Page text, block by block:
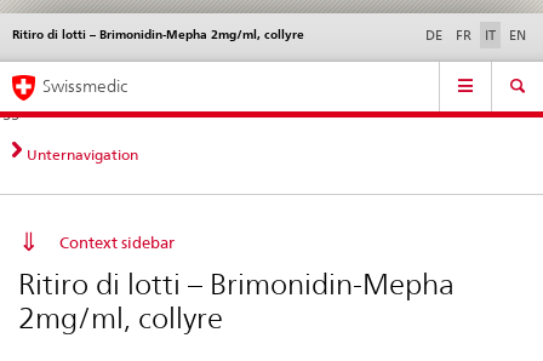
Navigazione
diretta:
novità,
aspetti
contatto
Novità &
norme
Contatto | Supporto &
aiuto
Ritiro di lotti – Brimonidin-Mepha 2mg/ml, collyre DE FR IT EN
Service
Navigation
Swissmedic
Unternavigation
Context sidebar
Ritiro di lotti – Brimonidin-Mepha
2mg/ml, collyre